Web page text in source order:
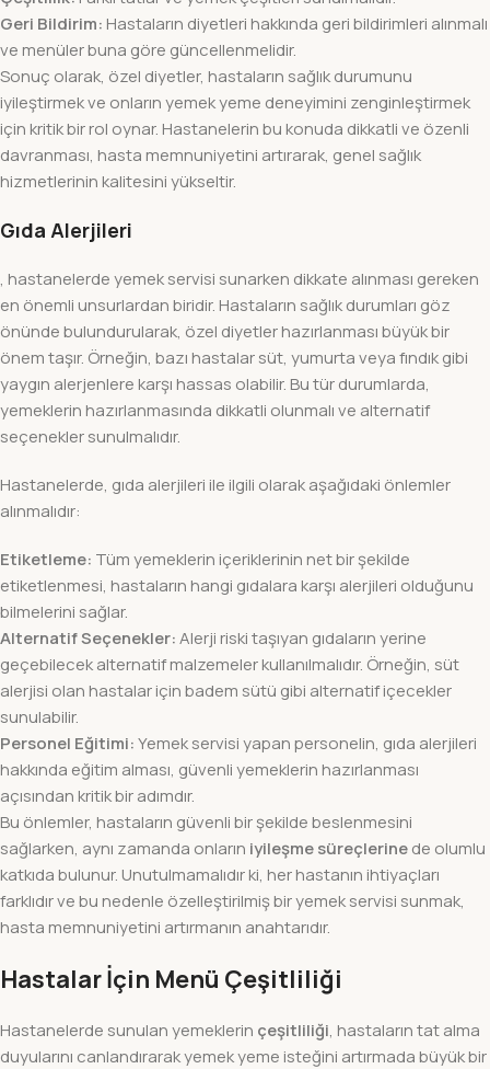
Geri Bildirim: Hastaların diyetleri hakkında geri bildirimleri alınmalı
ve menüler buna göre güncellenmelidir.
Sonuç olarak, özel diyetler, hastaların sağlık durumunu
iyileştirmek ve onların yemek yeme deneyimini zenginleştirmek
için kritik bir rol oynar. Hastanelerin bu konuda dikkatli ve özenli
davranması, hasta memnuniyetini artırarak, genel sağlık
hizmetlerinin kalitesini yükseltir.
Gıda Alerjileri
, hastanelerde yemek servisi sunarken dikkate alınması gereken
en önemli unsurlardan biridir. Hastaların sağlık durumları göz
önünde bulundurularak, özel diyetler hazırlanması büyük bir
önem taşır. Örneğin, bazı hastalar süt, yumurta veya fındık gibi
yaygın alerjenlere karşı hassas olabilir. Bu tür durumlarda,
yemeklerin hazırlanmasında dikkatli olunmalı ve alternatif
seçenekler sunulmalıdır.
Hastanelerde, gıda alerjileri ile ilgili olarak aşağıdaki önlemler
alınmalıdır:
Etiketleme: Tüm yemeklerin içeriklerinin net bir şekilde
etiketlenmesi, hastaların hangi gıdalara karşı alerjileri olduğunu
bilmelerini sağlar.
Alternatif Seçenekler:Alerji riski taşıyan gıdaların yerine
geçebilecek alternatif malzemeler kullanılmalıdır. Örneğin, süt
alerjisi olan hastalar için badem sütü gibi alternatif içecekler
sunulabilir.
Personel Eğitimi:Yemek servisi yapan personelin, gıda alerjileri
hakkında eğitim alması, güvenli yemeklerin hazırlanması
açısından kritik bir adımdır.
Bu önlemler, hastaların güvenli bir şekilde beslenmesini
sağlarken, aynı zamanda onların iyileşme süreçlerinede olumlu
katkıda bulunur. Unutulmamalıdır ki, her hastanın ihtiyaçları
farklıdır ve bu nedenle özelleştirilmiş bir yemek servisi sunmak,
hasta memnuniyetini artırmanın anahtarıdır.
Hastalar İçin Menü Çeşitliliği
Hastanelerde sunulan yemeklerin çeşitliliği, hastaların tat alma
duyularını canlandırarak yemek yeme isteğini artırmada büyük bir